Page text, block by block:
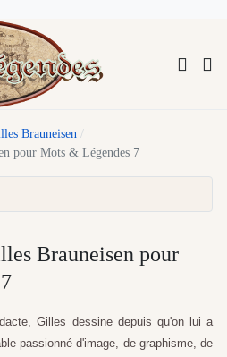
Brauneisen
pour Mots & Légendes 7
Brauneisen pour
Gilles dessine depuis qu'on lui a
passionné d'image, de graphisme, de